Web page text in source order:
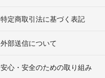
特定商取引法に基づく表記
外部送信について
安心・安全のための取り組み